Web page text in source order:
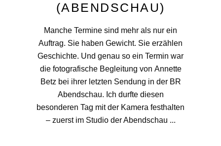
ABENDSCHAU)
Manche Termine sind mehr als nur ein
Auftrag. Sie haben Gewicht. Sie erzählen
Geschichte. Und genau so ein Termin war
die fotografische Begleitung von Annette
Betz bei ihrer letzten Sendung in der BR
Abendschau. Ich durfte diesen
besonderen Tag mit der Kamera festhalten
– zuerst im Studio der Abendschau